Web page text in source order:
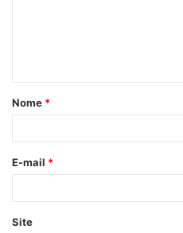
Nome *
E-mail *
Site